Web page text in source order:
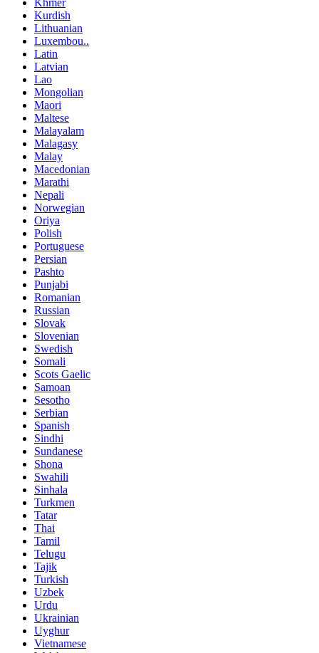
Kurdish
Lithuanian
Luxembou..
Latin
Latvian
Lao
Mongolian
Maori
Maltese
Malayalam
Malagasy
Malay
Macedonian
Marathi
Nepali
Norwegian
Oriya
Polish
Portuguese
Persian
Pashto
Punjabi
Romanian
Russian
Slovak
Slovenian
Swedish
Somali
Scots Gaelic
Samoan
Sesotho
Serbian
Spanish
Sindhi
Sundanese
Shona
Swahili
Sinhala
Turkmen
Tatar
Thai
Tamil
Telugu
Tajik
Turkish
Uzbek
Urdu
Ukrainian
Uyghur
Vietnamese